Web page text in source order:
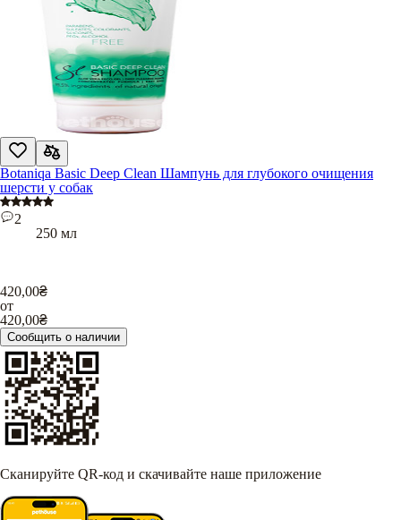
Botaniqa Basic Deep Clean Шампунь для глубокого очищения
шерсти у собак
2
250 мл
420,00₴
от
420,00₴
Сообщить о наличии
Сканируйте QR-код и скачивайте наше приложение